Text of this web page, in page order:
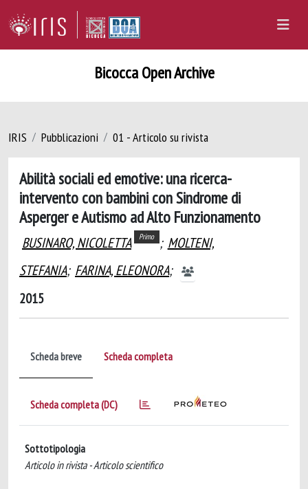
Bicocca Open Archive
IRIS Pubblicazioni 01 - Articolo su rivista
Abilità sociali ed emotive: una ricerca-
intervento con bambini con Sindrome di
Asperger e Autismo ad Alto Funzionamento
BUSINARO, NICOLETTA Primo ; MOLTENI,
STEFANIA; FARINA, ELEONORA;
2015
Scheda breve Scheda completa
Scheda completa (DC)
Sottotipologia
Articolo in rivista - Articolo scientifico